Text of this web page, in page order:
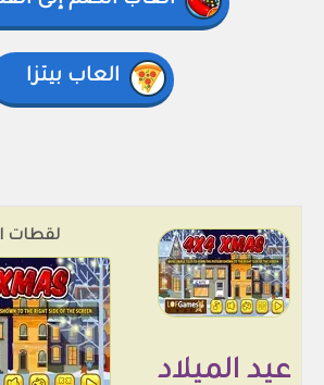
العاب بيتزا
لقطات
عيد الميلاد